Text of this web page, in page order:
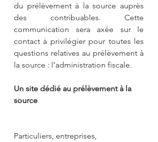
du prélèvement à la source auprès
des contribuables. Cette
communication sera axée sur le
contact à privilégier pour toutes les
questions relatives au prélèvement à
la source : l’administration fiscale.
Un site dédié au prélèvement à la
source
Particuliers, entreprises,